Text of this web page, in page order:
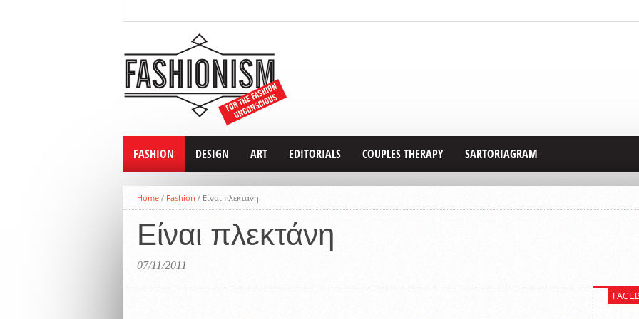
FASHION DESIGN ART EDITORIALS COUPLES THERAPY SARTORIAGRAM
Home / Fashion / Είναι πλεκτάνη
Είναι πλεκτάνη
07/11/2011